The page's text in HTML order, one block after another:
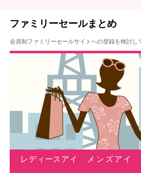
ファミリーセールまとめ
会員制ファミリーセールサイトへの登録を検討
レディースアイ メンズアイ